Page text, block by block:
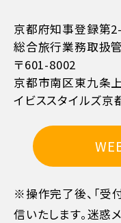
11日目に当た
10日目に当た
7日目に当たる
京都府知事登録第
総合旅行業務取扱
〒601-8002
京都市南区東九条
イビススタイルズ京
※操作完了後、「受
信いたします。迷惑